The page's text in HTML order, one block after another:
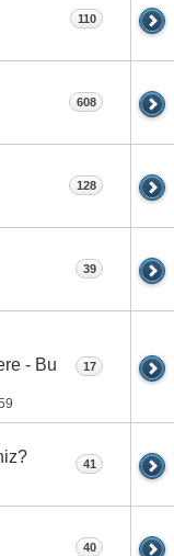
110
608
128
39
- Bu
17
41
40